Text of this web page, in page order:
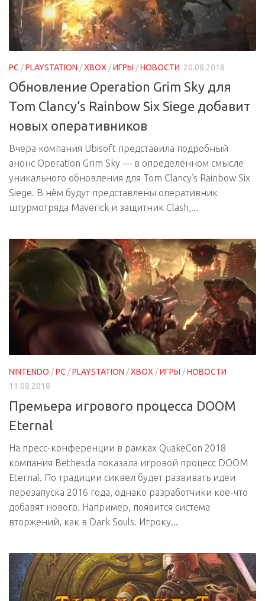
PC /PLAYSTATION /XBOX /ИГРЫ /НОВОСТИ 20.08.2018
Обновление Operation Grim Sky для
Tom Clancy’s Rainbow Six Siege добавит
новых оперативников
Вчера компания Ubisoft представила подробный
анонс Operation Grim Sky — в определённом смысле
уникального обновления для Tom Clancy’s Rainbow Six
Siege. В нём будут представлены оперативник
штурмотряда Maverick и защитник Clash,...
NINTENDO /PC /PLAYSTATION /XBOX /ИГРЫ /НОВОСТИ
11.08.2018
Премьера игрового процесса DOOM
Eternal
На пресс-конференции в рамках QuakeCon 2018
компания Bethesda показала игровой процесс DOOM
Eternal. По традиции сиквел будет развивать идеи
перезапуска 2016 года, однако разработчики кое-что
добавят нового. Например, появится система
вторжений, как в Dark Souls. Игроку...